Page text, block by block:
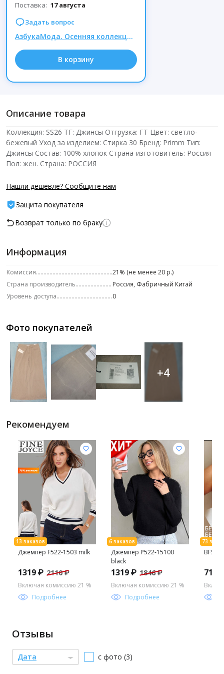
Поставка: 17 августа
Задать вопрос
АзбукаМода. Осенняя коллекция водолазок и джемперов уже в наличии! По ценам прошлого года!
В корзину
Описание товара
Коллекция: SS26 ТГ: Джинсы Отгрузка: ГТ Цвет: светло-
бежевый Уход за изделием: Стирка 30 Бренд: Primm Тип:
Джинсы Состав: 100% хлопок Страна-изготовитель: Россия
Пол: жен. Страна: РОССИЯ
Нашли дешевле? Сообщите нам
Защита покупателя
Возврат только по браку
Информация
Комиссия
21% (не менее 20 р.)
Страна производитель
Россия, Фабричный Китай
Уровень доступа
0
Фото покупателей
+4
Рекомендуем
Джемпер F522-1503 milk
1319 ₽ 2110 ₽
Включая комиссию 21 %
Подробнее
Джемпер P522-15100
black
1319 ₽ 1846 ₽
Включая комиссию 21 %
Подробнее
714
Отзывы
Дата с фото (3)